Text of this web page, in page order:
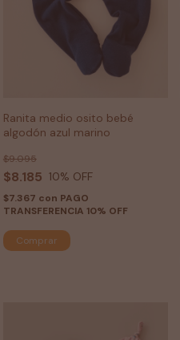
Ranita medio osito bebé
algodón azul marino
$8.185
$9.095
10% OFF
$7.367 con PAGO
TRANSFERENCIA 10% OFF
Comprar